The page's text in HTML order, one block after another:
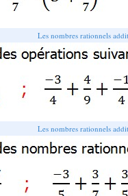
Les nombres rationnels
Les nombres rationnels